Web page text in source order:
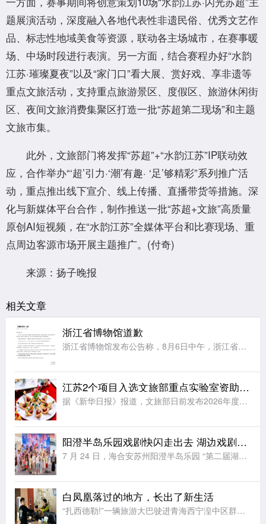
题展演活动，深度融入各地代表性非遗民俗、优秀文艺作
品、标志性地域美食等资源，联动各主场城市，在赛事暖
场、中场时段进行表演。另一方面，结合赛程办好“水韵
江苏·璀璨夏夜”以及“家门口”看大展、赏好戏、享非遗等
重点文旅活动，支持重点旅游景区、度假区、旅游休闲街
区、夜间文旅消费集聚区打造一批“苏超第二现场”和主题
文旅市集。
此外，文旅部门将发挥“苏超”+“水韵江苏”IP联动效
应，合作举办“‘超’引力·‘潮’有趣· ‘足’够精彩”系列推广活
动，重点推出线下宣介、线上传播、直播带货等措施。深
化与新媒体平台合作，制作推送一批“苏超+文旅”高质量
原创AI短视频，在“水韵江苏”全媒体平台和比赛现场、重
点周边客源市场开展主题推广。(付奇)
来源：扬子晚报
相关文章
浙江省博物馆道歉
浙江省博物馆发布公告称，8月6日中午，浙江省博物馆之江馆区“再现圆明园”特展在预约核销过程中，因瞬时客流集中、现场核验衔接不畅，导致部分观众入场受阻、观展体验不佳，对此向受到影响的各位观众致以最诚挚的
江苏2个项目入选文旅部重点实验室资助项目立项名单
据《新华日报》报道，文旅部日前发布2026年度文旅部重点实验室资助项目立项名单，全国共有12个项目入选，来自江苏的2个项目位列其中。文旅部重点实验室资助项目是文旅部核心科研专项，重点支持实验室开展非遗
阳澄半岛乐园戏剧快闪走出去 湖边戏剧节解锁夏日文旅新玩法
7 月 24 日，海合安苏州阳澄半岛乐园 “第二届湖边戏剧节” 快闪活动登陆苏州工业园区，以行进式巡游搭配定点互动的创新形式，将非遗戏剧展演从乐园剧场延伸至城市公共空间，为市民带来零距离、沉浸式的传统
白凤凰落过的地方，长出了新生活
“扎西德勒!”一辆旅游大巴驶进青海西宁湟中区群加国家森林公园，车门打开，“云上群加·金陵山水”露营基地工作人员切桑卓玛迎上前，为客人们献上洁白的哈达。七月的高原，山风裹着草木清甜。山野间，露营基地建设